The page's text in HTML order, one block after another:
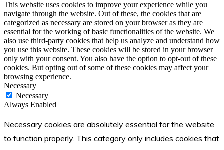
This website uses cookies to improve your experience while you
navigate through the website. Out of these, the cookies that are
categorized as necessary are stored on your browser as they are
essential for the working of basic functionalities of the website. We
also use third-party cookies that help us analyze and understand how
you use this website. These cookies will be stored in your browser
only with your consent. You also have the option to opt-out of these
cookies. But opting out of some of these cookies may affect your
browsing experience.
Necessary
Necessary
Always Enabled
Necessary cookies are absolutely essential for the website
to function properly. This category only includes cookies that